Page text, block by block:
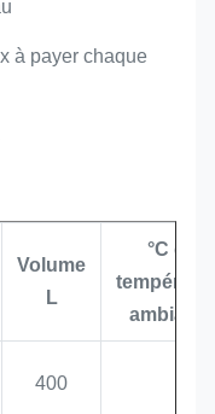
à payer chaque
Volume
L
°C de
ambiante
400